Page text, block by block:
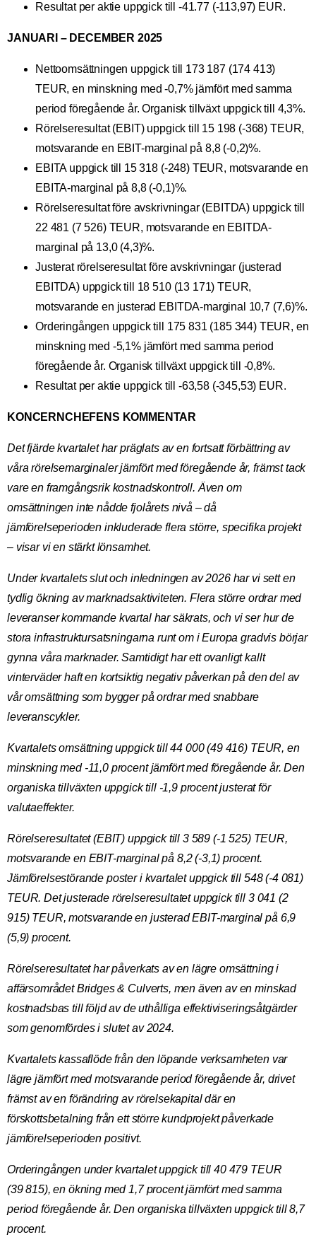
Resultat per aktie uppgick till -41.77 (-113,97) EUR.
JANUARI – DECEMBER 2025
Nettoomsättningen uppgick till 173 187 (174 413)
TEUR, en minskning med -0,7% jämfört med samma
period föregående år. Organisk tillväxt uppgick till 4,3%.
Rörelseresultat (EBIT) uppgick till 15 198 (-368) TEUR,
motsvarande en EBIT-marginal på 8,8 (-0,2)%.
EBITA uppgick till 15 318 (-248) TEUR, motsvarande en
EBITA-marginal på 8,8 (-0,1)%.
Rörelseresultat före avskrivningar (EBITDA) uppgick till
22 481 (7 526) TEUR, motsvarande en EBITDA-
marginal på 13,0 (4,3)%.
Justerat rörelseresultat före avskrivningar (justerad
EBITDA) uppgick till 18 510 (13 171) TEUR,
motsvarande en justerad EBITDA-marginal 10,7 (7,6)%.
Orderingången uppgick till 175 831 (185 344) TEUR, en
minskning med -5,1% jämfört med samma period
föregående år. Organisk tillväxt uppgick till -0,8%.
Resultat per aktie uppgick till -63,58 (-345,53) EUR.
KONCERNCHEFENS KOMMENTAR
Det fjärde kvartalet har präglats av en fortsatt förbättring av
våra rörelsemarginaler jämfört med föregående år, främst tack
vare en framgångsrik kostnadskontroll. Även om
omsättningen inte nådde fjolårets nivå – då
jämförelseperioden inkluderade flera större, specifika projekt
– visar vi en stärkt lönsamhet.
Under kvartalets slut och inledningen av 2026 har vi sett en
tydlig ökning av marknadsaktiviteten. Flera större ordrar med
leveranser kommande kvartal har säkrats, och vi ser hur de
stora infrastruktursatsningarna runt om i Europa gradvis börjar
gynna våra marknader. Samtidigt har ett ovanligt kallt
vinterväder haft en kortsiktig negativ påverkan på den del av
vår omsättning som bygger på ordrar med snabbare
leveranscykler.
Kvartalets omsättning uppgick till 44 000 (49 416) TEUR, en
minskning med -11,0 procent jämfört med föregående år. Den
organiska tillväxten uppgick till -1,9 procent justerat för
valutaeffekter.
Rörelseresultatet (EBIT) uppgick till 3 589 (-1 525) TEUR,
motsvarande en EBIT-marginal på 8,2 (-3,1) procent.
Jämförelsestörande poster i kvartalet uppgick till 548 (-4 081)
TEUR. Det justerade rörelseresultatet uppgick till 3 041 (2
915) TEUR, motsvarande en justerad EBIT-marginal på 6,9
(5,9) procent.
Rörelseresultatet har påverkats av en lägre omsättning i
affärsområdet Bridges & Culverts, men även av en minskad
kostnadsbas till följd av de uthålliga effektiviseringsåtgärder
som genomfördes i slutet av 2024.
Kvartalets kassaflöde från den löpande verksamheten var
lägre jämfört med motsvarande period föregående år, drivet
främst av en förändring av rörelsekapital där en
förskottsbetalning från ett större kundprojekt påverkade
jämförelseperioden positivt.
Orderingången under kvartalet uppgick till 40 479 TEUR
(39 815), en ökning med 1,7 procent jämfört med samma
period föregående år. Den organiska tillväxten uppgick till 8,7
procent.